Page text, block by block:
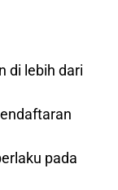
di lebih dari
pada